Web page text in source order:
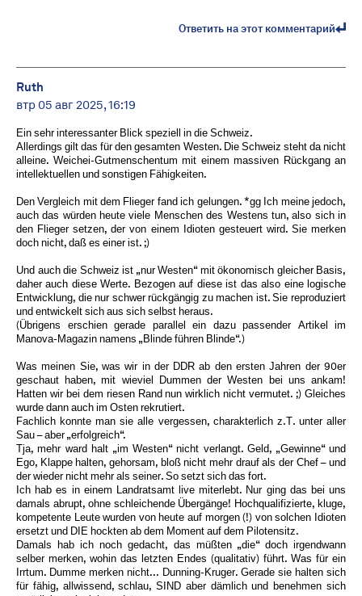
Ответить на этот комментарий
Ruth
втр 05 авг 2025, 16:19
Ein sehr interessanter Blick speziell in die Schweiz.
Allerdings gilt das für den gesamten Westen. Die Schweiz steht da nicht
alleine. Weichei-Gutmenschentum mit einem massiven Rückgang an
intellektuellen und sonstigen Fähigkeiten.
Den Vergleich mit dem Flieger fand ich gelungen. *gg Ich meine jedoch,
auch das würden heute viele Menschen des Westens tun, also sich in
den Flieger setzen, der von einem Idioten gesteuert wird. Sie merken
doch nicht, daß es einer ist. ;)
Und auch die Schweiz ist „nur Westen“ mit ökonomisch gleicher Basis,
daher auch diese Werte. Bezogen auf diese ist das also eine logische
Entwicklung, die nur schwer rückgängig zu machen ist. Sie reproduziert
und entwickelt sich aus sich selbst heraus.
(Übrigens erschien gerade parallel ein dazu passender Artikel im
Manova-Magazin namens „Blinde führen Blinde“.)
Was meinen Sie, was wir in der DDR ab den ersten Jahren der 90er
geschaut haben, mit wieviel Dummen der Westen bei uns ankam!
Hatten wir bei dem riesen Rand nun wirklich nicht vermutet. ;) Gleiches
wurde dann auch im Osten rekrutiert.
Fachlich konnte man sie alle vergessen, charakterlich z.T. unter aller
Sau – aber „erfolgreich“.
Tja, mehr ward halt „im Westen“ nicht verlangt. Geld, „Gewinne“ und
Ego, Klappe halten, gehorsam, bloß nicht mehr drauf als der Chef – und
der wieder nicht mehr als seiner. So setzt sich das fort.
Ich hab es in einem Landratsamt live miterlebt. Nur ging das bei uns
damals abrupt, ohne schleichende Übergänge! Hochqualifizierte, kluge,
kompetente Leute wurden von heute auf morgen (!) von solchen Idioten
ersetzt und DIE hockten ab dem Moment auf dem Pilotensitz.
Damals hab ich noch gedacht, das müßten „die“ doch irgendwann
selber merken, wohin das letzten Endes (qualitativ) führt. Was für ein
Irrtum. Dumme merken nicht... Dunning-Kruger. Gerade sie halten sich
für fähig, allwissend, schlau, SIND aber dämlich und benehmen sich